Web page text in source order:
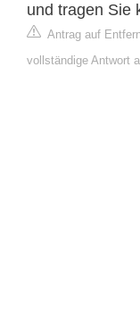
und tragen Sie
Antrag auf
vollständige Antwort